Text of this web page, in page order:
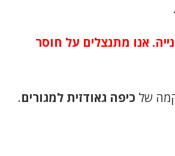
אנו מתנצלים על חוסר
של כיפה גאודזית למגורים.